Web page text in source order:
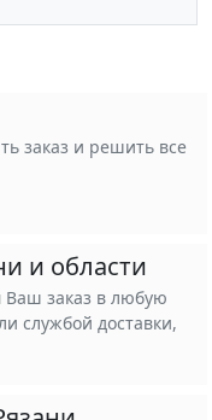
заказ и решить все
и области
Ваш заказ в любую
службой доставки,